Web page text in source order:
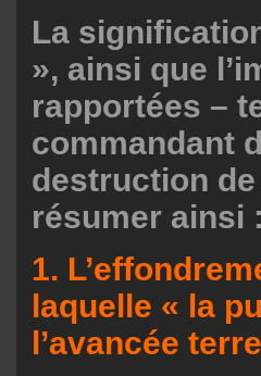
La
», ainsi que
rapportées –
commandant
destruction
résumer ainsi :
1.
laquelle « la
l’avancée